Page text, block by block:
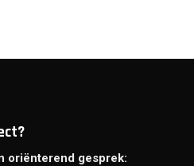
oriënterend gesprek: